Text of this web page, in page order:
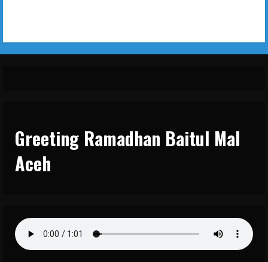
Greeting Ramadhan Baitul Mal
Aceh